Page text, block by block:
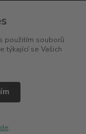
práva vyhrazena.
s použitím souborů
týkající se Vašich
.